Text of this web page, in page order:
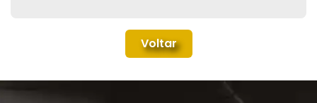
Voltar